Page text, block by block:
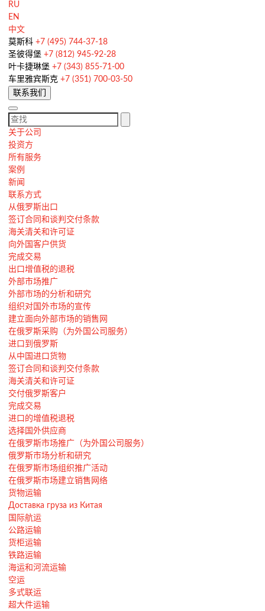
RU
EN
中文
莫斯科 +7 (495) 744-37-18
圣彼得堡 +7 (812) 945-92-28
叶卡捷琳堡 +7 (343) 855-71-00
车里雅宾斯克 +7 (351) 700-03-50
联系我们
关于公司
投资方
所有服务
案例
新闻
联系方式
从俄罗斯出口
签订合同和谈判交付条款
海关清关和许可证
向外国客户供货
完成交易
出口增值税的退税
外部市场推广
外部市场的分析和研究
组织对国外市场的宣传
建立面向外部市场的销售网
在俄罗斯采购（为外国公司服务）
进口到俄罗斯
从中国进口货物
签订合同和谈判交付条款
海关清关和许可证
交付俄罗斯客户
完成交易
进口的增值税退税
选择国外供应商
在俄罗斯市场推广（为外国公司服务）
俄罗斯市场分析和研究
在俄罗斯市场组织推广活动
在俄罗斯市场建立销售网络
货物运输
Доставка груза из Китая
国际航运
公路运输
货柜运输
铁路运输
海运和河流运输
空运
多式联运
超大件运输